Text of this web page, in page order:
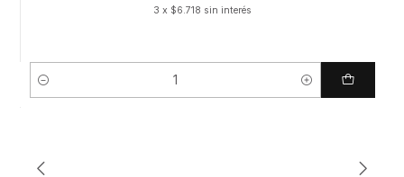
3 x $6.718 sin interés
Cantidad